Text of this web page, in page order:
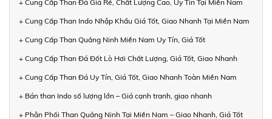
+ Cung Cấp Than Đá Giá Rẻ, Chất Lượng Cao, Uy Tín Tại Miền Nam
+ Cung Cấp Than Indo Nhập Khẩu Giá Tốt, Giao Nhanh Tại Miền Nam
+ Cung Cấp Than Quảng Ninh Miền Nam Uy Tín, Giá Tốt
+ Cung Cấp Than Đá Đốt Lò Hơi Chất Lượng, Giá Tốt, Giao Nhanh
+ Cung Cấp Than Đá Uy Tín, Giá Tốt, Giao Nhanh Toàn Miền Nam
+ Bán than Indo số lượng lớn – Giá cạnh tranh, giao nhanh
+ Phân Phối Than Quảng Ninh Tại Miền Nam – Giao Nhanh, Giá Tốt